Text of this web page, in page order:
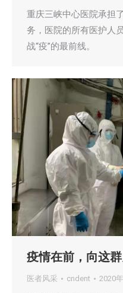
重庆三峡中心医院承担
务，医院的所有医护人
战“疫”的最前线。
疫情在前，向这
医者风采 cndent 2020